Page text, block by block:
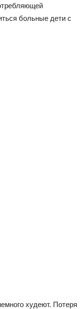
больные дети с
худеют. Потеря